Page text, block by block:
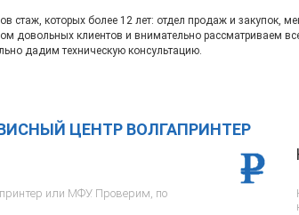
стаж, которых более 12 лет: отдел продаж и закупок,
довольных клиентов и внимательно рассматриваем
дадим техническую консультацию.
ЦЕНТР ВОЛГАПРИНТЕР
или МФУ. Проверим, по